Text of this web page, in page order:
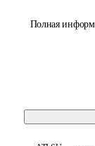
Полная